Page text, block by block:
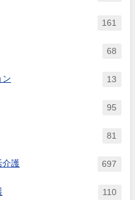
161
68
ン 13
95
81
介護 697
110